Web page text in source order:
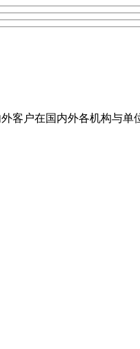
客户在国内外各机构与单